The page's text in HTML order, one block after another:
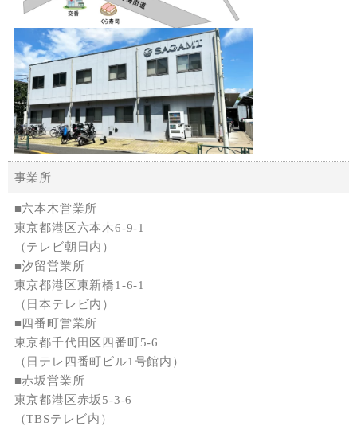
事業所
■六本木営業所
東京都港区六本木6-9-1
（テレビ朝日内）
■汐留営業所
東京都港区東新橋1-6-1
（日本テレビ内）
■四番町営業所
東京都千代田区四番町5-6
（日テレ四番町ビル1号館内）
■赤坂営業所
東京都港区赤坂5-3-6
（TBSテレビ内）